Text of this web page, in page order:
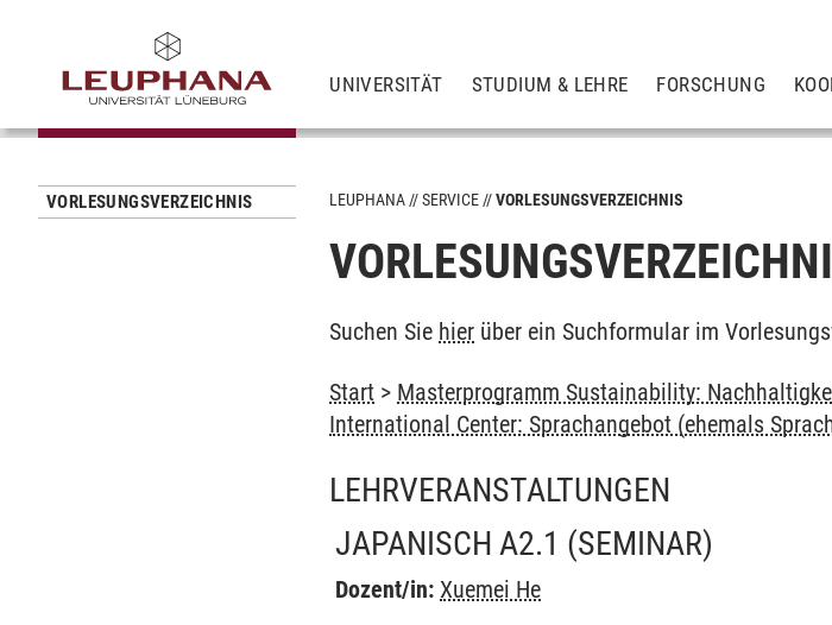
UNIVERSITÄT STUDIUM & LEHRE FORSCHUNG
VORLESUNGSVERZEICHNIS LEUPHANA SERVICE VORLESUNGSVERZEICHNIS
Suchen Sie hier über ein Suchformular im
Start > Masterprogramm Sustainability:
International Center: Sprachangebot (ehemals
LEHRVERANSTALTUNGEN
JAPANISCH A2.1 (SEMINAR)
Dozent/in: Xuemei He